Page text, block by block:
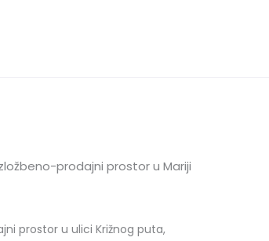
prodajni prostor u Mariji
prostor u ulici Križnog puta,